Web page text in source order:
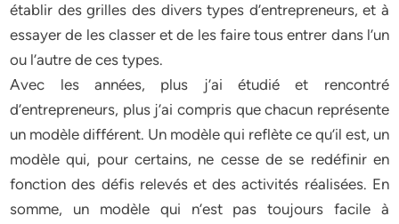
établir des grilles des divers types d’entrepreneurs, et à
essayer de les classer et de les faire tous entrer dans l’un
ou l’autre de ces types.
Avec les années, plus j’ai étudié et rencontré
d’entrepreneurs, plus j’ai compris que chacun représente
un modèle différent. Un modèle qui reflète ce qu’il est, un
modèle qui, pour certains, ne cesse de se redéfinir en
fonction des défis relevés et des activités réalisées. En
somme, un modèle qui n’est pas toujours facile à